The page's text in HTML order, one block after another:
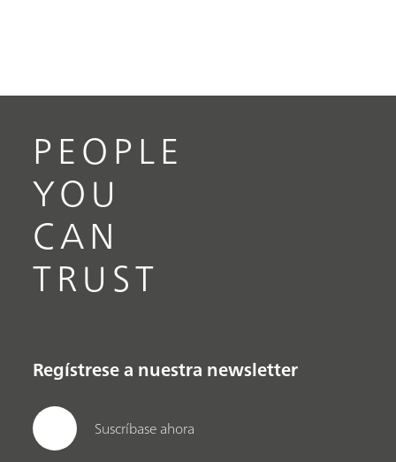
PEOPLE
YOU
CAN
TRUST
Regístrese a nuestra newsletter
Suscríbase ahora